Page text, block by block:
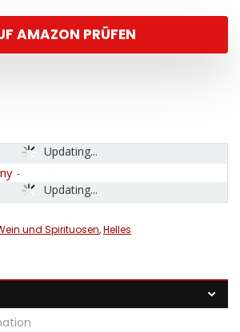
AMAZON PRÜFEN
Updating...
Updating...
-
und Spirituosen,Helles